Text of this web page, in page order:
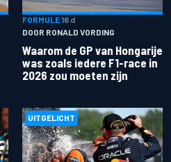
FORMULE 16 d
DOOR RONALD VORDING
Waarom de GP van Hongarije
was zoals iedere F1-race in
2026 zou moeten zijn
UITGELICHT